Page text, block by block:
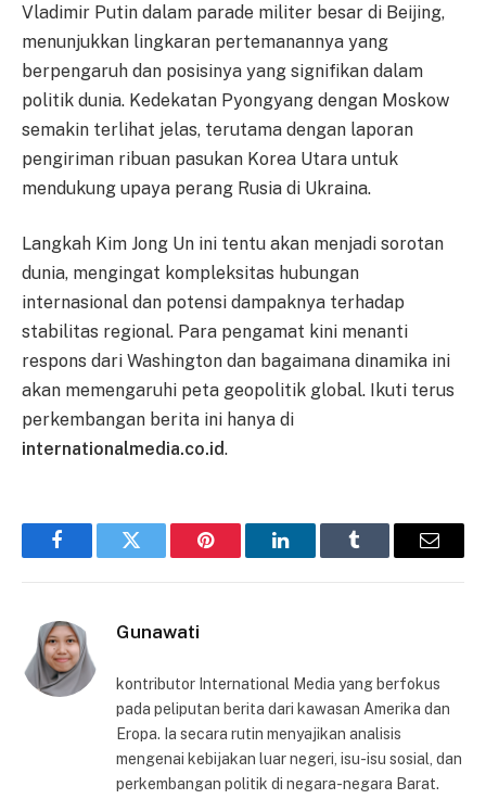
Vladimir Putin dalam parade militer besar di Beijing,
menunjukkan lingkaran pertemanannya yang
berpengaruh dan posisinya yang signifikan dalam
politik dunia. Kedekatan Pyongyang dengan Moskow
semakin terlihat jelas, terutama dengan laporan
pengiriman ribuan pasukan Korea Utara untuk
mendukung upaya perang Rusia di Ukraina.
Langkah Kim Jong Un ini tentu akan menjadi sorotan
dunia, mengingat kompleksitas hubungan
internasional dan potensi dampaknya terhadap
stabilitas regional. Para pengamat kini menanti
respons dari Washington dan bagaimana dinamika ini
akan memengaruhi peta geopolitik global. Ikuti terus
perkembangan berita ini hanya di
internationalmedia.co.id.
FacebookTwitter Pinterest LinkedInTumblr Email
Gunawati
kontributor International Media yang berfokus
pada peliputan berita dari kawasan Amerika dan
Eropa. Ia secara rutin menyajikan analisis
mengenai kebijakan luar negeri, isu-isu sosial, dan
perkembangan politik di negara-negara Barat.